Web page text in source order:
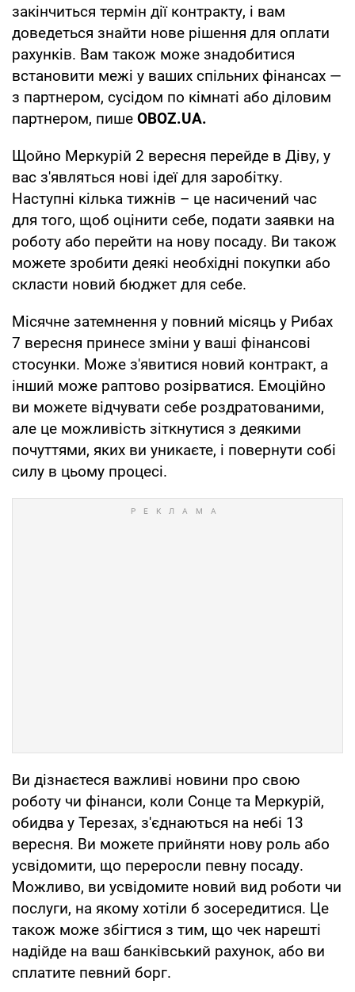
закінчиться термін дії контракту, і вам
доведеться знайти нове рішення для оплати
рахунків. Вам також може знадобитися
встановити межі у ваших спільних фінансах —
з партнером, сусідом по кімнаті або діловим
партнером, пише OBOZ.UA.
Щойно Меркурій 2 вересня перейде в Діву, у
вас з'являться нові ідеї для заробітку.
Наступні кілька тижнів – це насичений час
для того, щоб оцінити себе, подати заявки на
роботу або перейти на нову посаду. Ви також
можете зробити деякі необхідні покупки або
скласти новий бюджет для себе.
Місячне затемнення у повний місяць у Рибах
7 вересня принесе зміни у ваші фінансові
стосунки. Може з'явитися новий контракт, а
інший може раптово розірватися. Емоційно
ви можете відчувати себе роздратованими,
але це можливість зіткнутися з деякими
почуттями, яких ви уникаєте, і повернути собі
силу в цьому процесі.
Ви дізнаєтеся важливі новини про свою
роботу чи фінанси, коли Сонце та Меркурій,
обидва у Терезах, з'єднаються на небі 13
вересня. Ви можете прийняти нову роль або
усвідомити, що переросли певну посаду.
Можливо, ви усвідомите новий вид роботи чи
послуги, на якому хотіли б зосередитися. Це
також може збігтися з тим, що чек нарешті
надійде на ваш банківський рахунок, або ви
сплатите певний борг.